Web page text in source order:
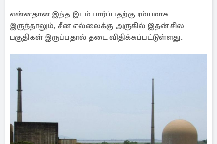
என்னதான் இந்த இடம் பார்ப்பதற்கு ரம்யமாக
இருந்தாலும், சீன எல்லைக்கு அருகில் இதன் சில
பகுதிகள் இருப்பதால் தடை விதிக்கப்பட்டுள்ளது.